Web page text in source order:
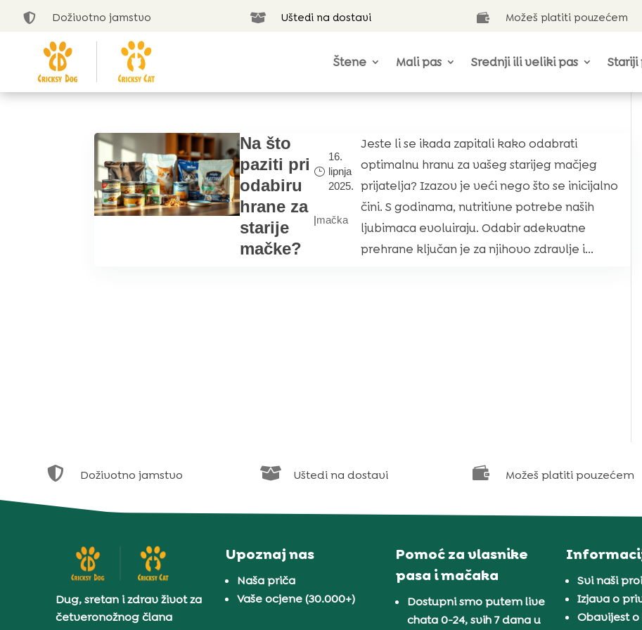
 Doživotno jamstvo  Uštedi na dostavi  Možeš platiti pouzećem
Štene Mali pas Srednji ili veliki pas Stariji
Na što
paziti pri
odabiru
hrane za
starije
mačke?
16.
lipnja
2025.
|mačka
Jeste li se ikada zapitali kako odabrati
optimalnu hranu za vašeg starijeg mačjeg
prijatelja? Izazov je veći nego što se inicijalno
čini. S godinama, nutritivne potrebe naših
ljubimaca evoluiraju. Odabir adekvatne
prehrane ključan je za njihovo zdravlje i...
 Doživotno jamstvo  Uštedi na dostavi  Možeš platiti pouzećem
Dug, sretan i zdrav život za
četveronožnog člana
Upoznaj nas
Naša priča
Vaše ocjene (30.000+)
Pomoć za vlasnike
pasa i mačaka
Dostupni smo putem live
chata 0-24, svih 7 dana u
Svi naši
Izjava o
Obavijest